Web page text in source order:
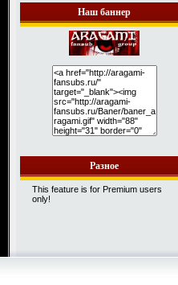
Наш баннер
Разное
This feature is for Premium users
only!